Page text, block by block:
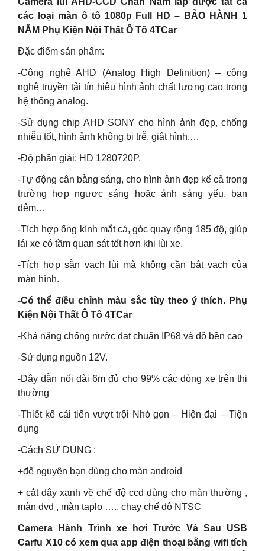
các loại màn ô tô 1080p Full HD – BẢO HÀNH 1
NĂM Phụ Kiện Nội Thất Ô Tô 4TCar
Đặc điểm sản phẩm:
-Công nghệ AHD (Analog High Definition) – công
nghệ truyền tải tín hiệu hình ảnh chất lượng cao trong
hệ thống analog.
-Sử dụng chip AHD SONY cho hình ảnh đẹp, chống
nhiễu tốt, hình ảnh không bị trễ, giật hình,…
-Độ phân giải: HD 1280720P.
-Tự động cân bằng sáng, cho hình ảnh đẹp kể cả trong
trường hợp ngược sáng hoặc ánh sáng yếu, ban
đêm…
-Tích hợp ống kính mắt cá, góc quay rộng 185 độ, giúp
lái xe có tầm quan sát tốt hơn khi lùi xe.
-Tích hợp sẵn vạch lùi mà không cần bật vạch của
màn hình.
-Có thể điều chỉnh màu sắc tùy theo ý thích. Phụ
Kiện Nội Thất Ô Tô 4TCar
-Khả năng chống nước đạt chuẩn IP68 và độ bền cao
-Sử dụng nguồn 12V.
-Dây dẫn nối dài 6m đủ cho 99% các dòng xe trên thị
thường
-Thiết kế cải tiến vượt trội Nhỏ gọn – Hiện đại – Tiện
dụng
-Cách SỬ DỤNG :
+để nguyên bạn dùng cho màn android
+ cắt dây xanh về chế độ ccd dùng cho màn thường ,
màn dvd , màn taplo ….. chạy chế độ NTSC
Camera Hành Trình xe hơi Trước Và Sau USB
Carfu X10 có xem qua app điện thoại bằng wifi tích